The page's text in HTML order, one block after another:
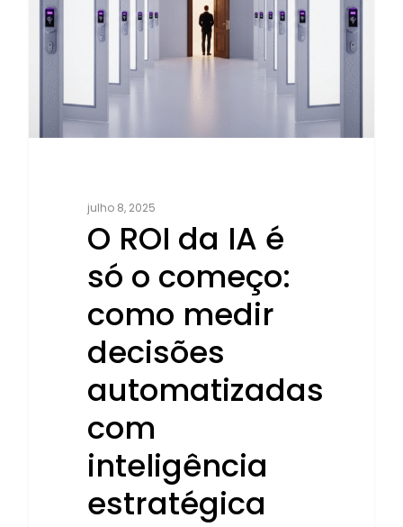
julho 8, 2025
O ROI da IA é
só o começo:
como medir
decisões
automatizadas
com
inteligência
estratégica